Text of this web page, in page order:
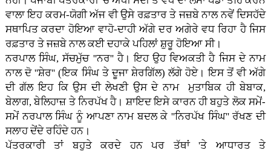
ਵਾਲਾ ਇਹ ਕਰਮ-ਯੋਗੀ ਅੱਜ ਵੀ ਉਸੇ ਰਫ਼ਤਾਰ ਤੇ ਜਜ਼ਬੇ ਨਾਲ ਨਵੇਂ ਦਿਸਹੱਦੇ
ਸਥਾਪਿਤ ਕਰਦਾ ਹੋਇਆ ਵਾਹੋ-ਦਾਹੀ ਅੱਗੇ ਦਰ ਅਗੇਰੇ ਵਧ ਰਿਹਾ ਹੈ ਜਿਸ
ਰਫ਼ਤਾਰ ਤੇ ਜਜ਼ਬੇ ਨਾਲ ਕਈ ਦਹਾਕੇ ਪਹਿਲਾਂ ਸ਼ੁਰੂ ਹੋਇਆ ਸੀ।
ਨਰਪਾਲ ਸਿੰਘ, ਸੱਚਮੁੱਚ ''ਨਰ'' ਹੈ। ਇਹ ਉਹ ਵਿਅਕਤੀ ਹੈ ਜਿਸ ਦੇ ਨਾਮ
ਨਾਲ ਦੋ ''ਸ਼ੇਰ'' (ਇਕ ਸਿੰਘ ਤੇ ਦੂਜਾ ਸ਼ੇਰਗਿੱਲ) ਲੱਗੇ ਹੋਏ। ਇਸ ਤੋਂ ਵੀ ਅੱਗੇ
ਦੀ ਗੱਲ ਇਹ ਕਿ ਉਸ ਦੀ ਲੇਖਣੀ ਉਸ ਦੇ ਨਾਮ ਮੁਤਾਬਿਕ ਹੀ ਬੇਬਾਕ,
ਬੇਲਾਗ, ਬੇਲਿਹਾਜ਼ ਤੇ ਨਿਰਪੱਖ ਹੈ। ਸ਼ਾਇਦ ਇਸੇ ਕਾਰਨ ਹੀ ਬਹੁਤੇ ਲੋਕ ਸਮੇਂ-
ਸਮੇਂ ਨਰਪਾਲ ਸਿੰਘ ਨੂੰ ਆਪਣਾ ਨਾਮ ਬਦਲ ਕੇ ''ਨਿਰਪੱਖ ਸਿੰਘ'' ਰੱਖਣ ਦੀ
ਸਲਾਹ ਦੇਂਦੇ ਰਹਿੰਦੇ ਹਨ।
ਪੱਤਰਕਾਰੀ ਤਾਂ ਬਹੁਤੇ ਕਰਦੇ ਹਨ ਪਰ ਤੱਥਾਂ 'ਤੇ ਆਧਾਰਤ ਤੇ